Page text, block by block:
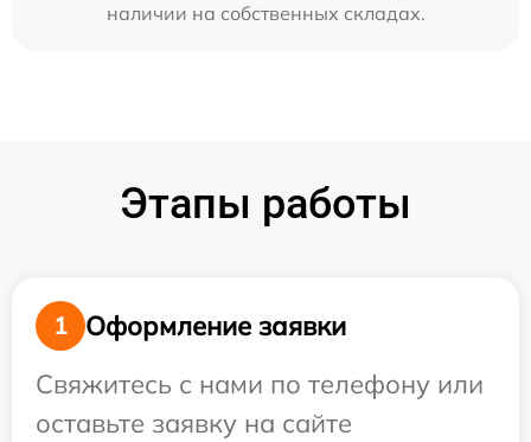
наличии на собственных складах.
Этапы работы
1
Оформление заявки
Свяжитесь с нами по телефону или
оставьте заявку на сайте